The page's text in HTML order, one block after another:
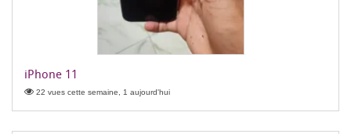
iPhone 11
22 vues cette semaine, 1 aujourd'hui